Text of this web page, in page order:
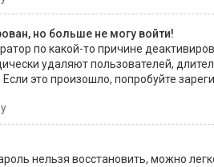
но больше не могу войти!
по какой-то причине
удаляют пользователей,
это произошло, попробуйте
нельзя восстановить, можно